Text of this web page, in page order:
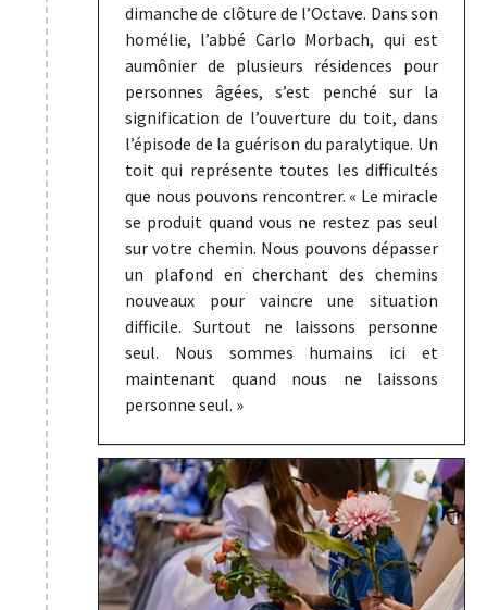
dimanche de clôture de l’Octave. Dans son
homélie, l’abbé Carlo Morbach, qui est
aumônier de plusieurs résidences pour
personnes âgées, s’est penché sur la
signification de l’ouverture du toit, dans
l’épisode de la guérison du paralytique. Un
toit qui représente toutes les difficultés
que nous pouvons rencontrer. « Le miracle
se produit quand vous ne restez pas seul
sur votre chemin. Nous pouvons dépasser
un plafond en cherchant des chemins
nouveaux pour vaincre une situation
difficile. Surtout ne laissons personne
seul. Nous sommes humains ici et
maintenant quand nous ne laissons
personne seul. »